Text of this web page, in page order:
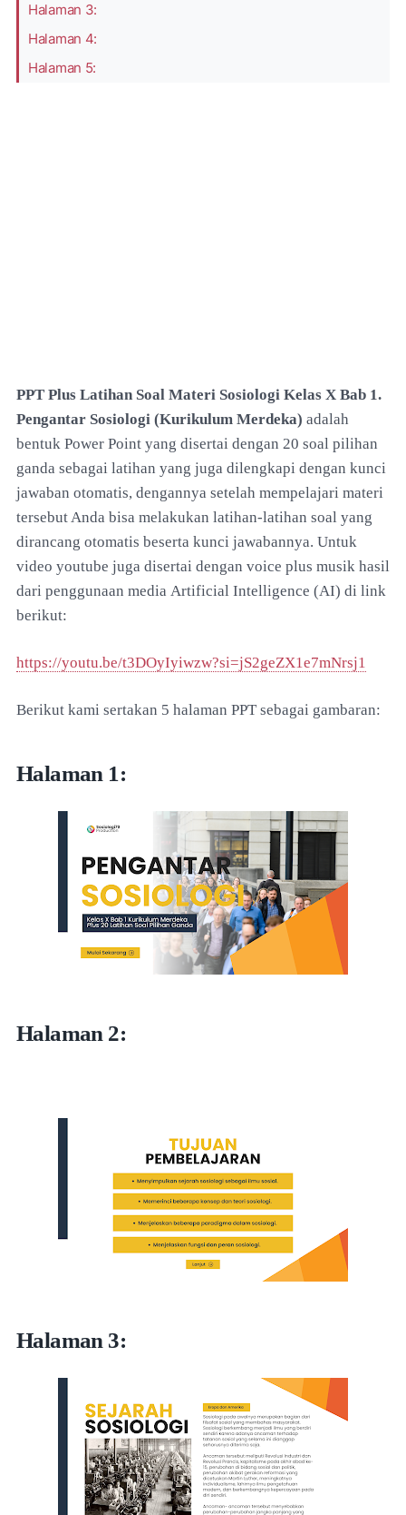
Halaman 3:
Halaman 4:
Halaman 5:
PPT Plus Latihan Soal Materi Sosiologi Kelas X Bab 1.
Pengantar Sosiologi (Kurikulum Merdeka) adalah
bentuk Power Point yang disertai dengan 20 soal pilihan
ganda sebagai latihan yang juga dilengkapi dengan kunci
jawaban otomatis, dengannya setelah mempelajari materi
tersebut Anda bisa melakukan latihan-latihan soal yang
dirancang otomatis beserta kunci jawabannya. Untuk
video youtube juga disertai dengan voice plus musik hasil
dari penggunaan media Artificial Intelligence (AI) di link
berikut:
https://youtu.be/t3DOyIyiwzw?si=jS2geZX1e7mNrsj1
Berikut kami sertakan 5 halaman PPT sebagai gambaran:
Halaman 1:
Halaman 2:
Halaman 3: